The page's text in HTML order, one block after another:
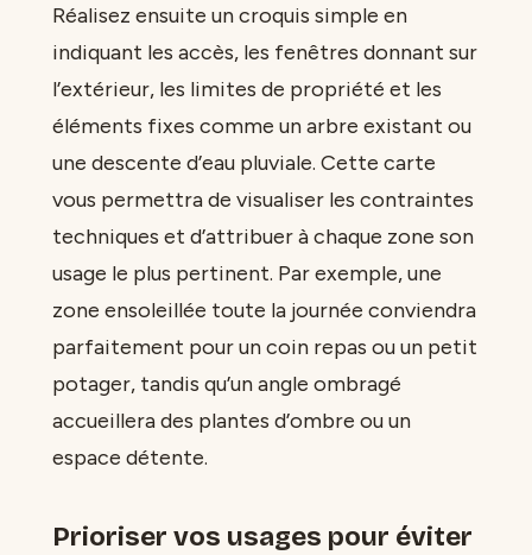
Réalisez ensuite un croquis simple en
indiquant les accès, les fenêtres donnant sur
l’extérieur, les limites de propriété et les
éléments fixes comme un arbre existant ou
une descente d’eau pluviale. Cette carte
vous permettra de visualiser les contraintes
techniques et d’attribuer à chaque zone son
usage le plus pertinent. Par exemple, une
zone ensoleillée toute la journée conviendra
parfaitement pour un coin repas ou un petit
potager, tandis qu’un angle ombragé
accueillera des plantes d’ombre ou un
espace détente.
Prioriser vos usages pour éviter